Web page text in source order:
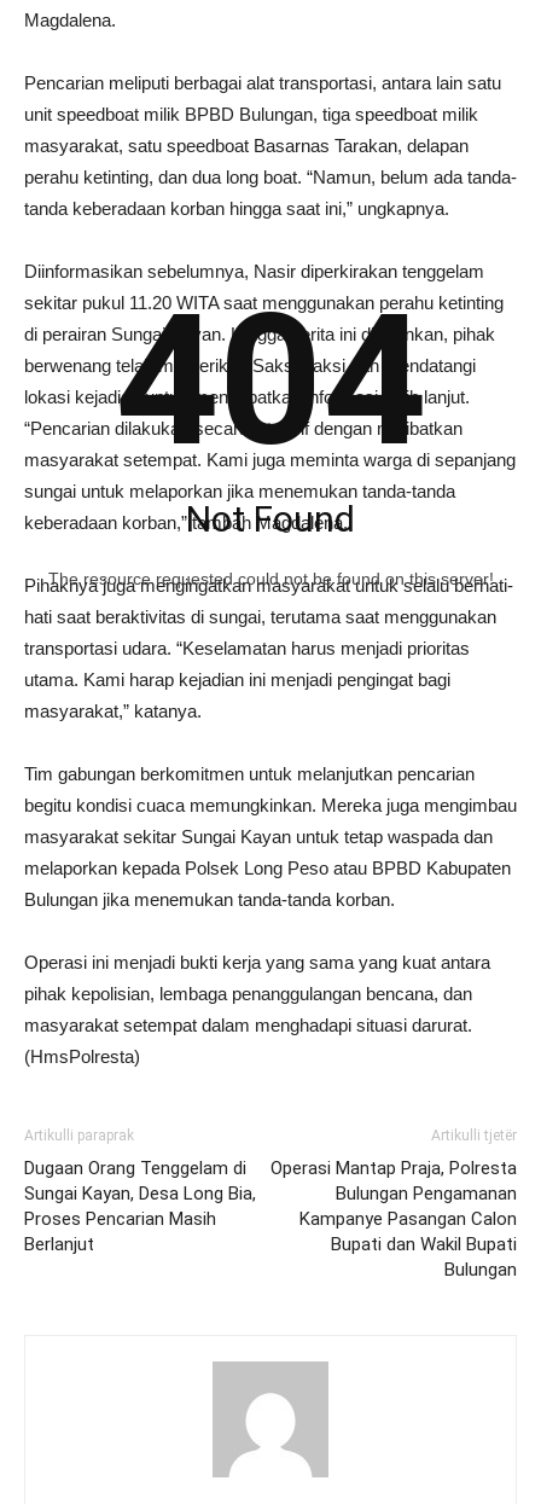
Magdalena.
Pencarian meliputi berbagai alat transportasi, antara lain satu
unit speedboat milik BPBD Bulungan, tiga speedboat milik
masyarakat, satu speedboat Basarnas Tarakan, delapan
perahu ketinting, dan dua long boat. “Namun, belum ada tanda-
tanda keberadaan korban hingga saat ini,” ungkapnya.
Diinformasikan sebelumnya, Nasir diperkirakan tenggelam
sekitar pukul 11.20 WITA saat menggunakan perahu ketinting
di perairan Sungai Kayan. Hingga berita ini diturunkan, pihak
berwenang telah memeriksa Saksi-saksi dan mendatangi
lokasi kejadian untuk mendapatkan informasi lebih lanjut.
“Pencarian dilakukan secara intensif dengan melibatkan
masyarakat setempat. Kami juga meminta warga di sepanjang
sungai untuk melaporkan jika menemukan tanda-tanda
keberadaan korban,” tambah Magdalena.
Pihaknya juga mengingatkan masyarakat untuk selalu berhati-
hati saat beraktivitas di sungai, terutama saat menggunakan
transportasi udara. “Keselamatan harus menjadi prioritas
utama. Kami harap kejadian ini menjadi pengingat bagi
masyarakat,” katanya.
Tim gabungan berkomitmen untuk melanjutkan pencarian
begitu kondisi cuaca memungkinkan. Mereka juga mengimbau
masyarakat sekitar Sungai Kayan untuk tetap waspada dan
melaporkan kepada Polsek Long Peso atau BPBD Kabupaten
Bulungan jika menemukan tanda-tanda korban.
Operasi ini menjadi bukti kerja yang sama yang kuat antara
pihak kepolisian, lembaga penanggulangan bencana, dan
masyarakat setempat dalam menghadapi situasi darurat.
(HmsPolresta)
Artikulli paraprak
Dugaan Orang Tenggelam di
Sungai Kayan, Desa Long Bia,
Proses Pencarian Masih
Berlanjut
Artikulli tjetër
Operasi Mantap Praja, Polresta
Bulungan Pengamanan
Kampanye Pasangan Calon
Bupati dan Wakil Bupati
Bulungan
404
Not Found
The resource requested could not be found on this server!